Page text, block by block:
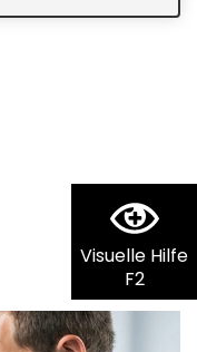
Visuelle Hilfe
F2